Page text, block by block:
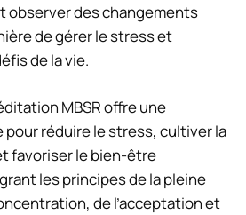
observer des changements
de gérer le stress et
de la vie.
MBSR offre une
réduire le stress, cultiver la
favoriser le bien-être
les principes de la pleine
de l’acceptation et